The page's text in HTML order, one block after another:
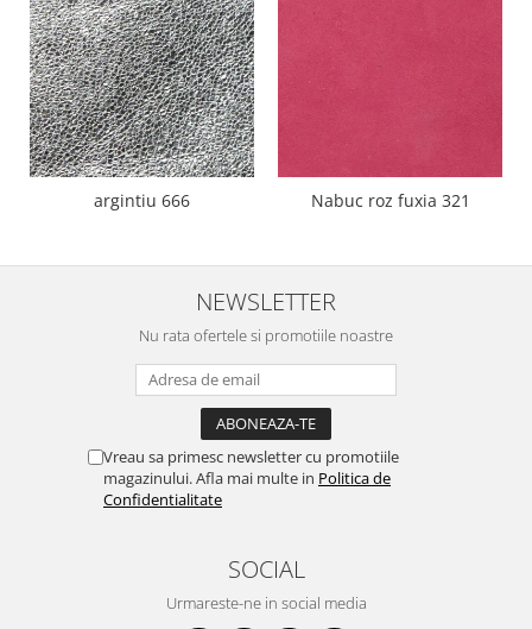
argintiu 666 Nabuc roz fuxia 321
NEWSLETTER
Nu rata ofertele si promotiile noastre
Vreau sa primesc newsletter cu promotiile
magazinului. Afla mai multe in Politica de
Confidentialitate
SOCIAL
Urmareste-ne in social media